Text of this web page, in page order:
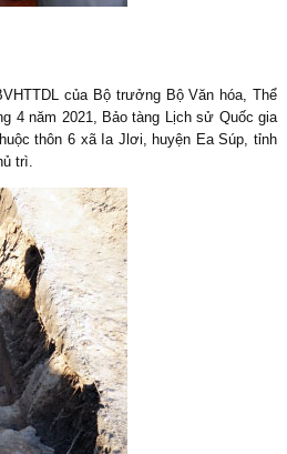
của Bộ trưởng Bộ Văn hóa, Thể
4 năm 2021, Bảo tàng Lịch sử Quốc gia
thôn 6 xã Ia Jlơi, huyện Ea Súp, tỉnh
trì.